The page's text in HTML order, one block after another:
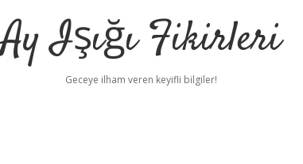
Ay Işığı Fikirleri
Geceye ilham veren keyifli bilgiler!